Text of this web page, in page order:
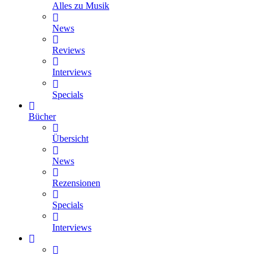
Alles zu Musik
News
Reviews
Interviews
Specials
Bücher
Übersicht
News
Rezensionen
Specials
Interviews